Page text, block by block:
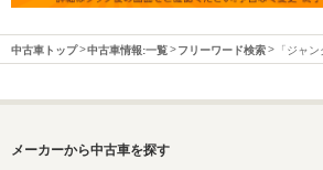
中古車トップ 中古車情報:一覧 フリーワード検索 「ジャ
メーカーから中古車を探す